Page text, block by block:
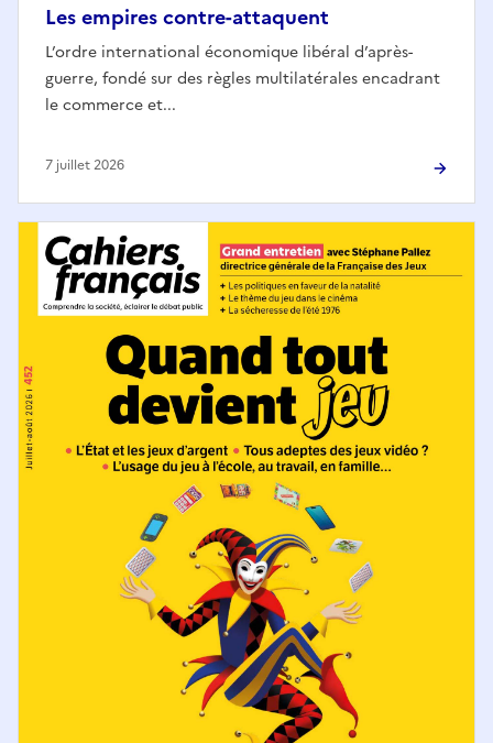
Les empires contre-attaquent
L’ordre international économique libéral d’après-
guerre, fondé sur des règles multilatérales encadrant
le commerce et...
7 juillet 2026